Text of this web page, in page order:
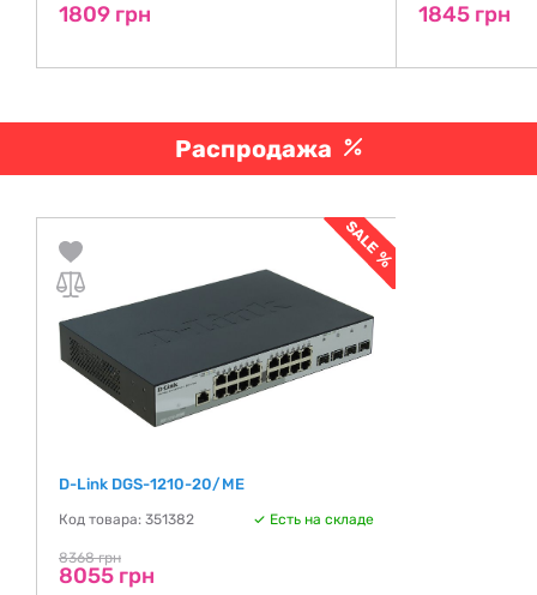
1809 грн 1845 грн
Распродажа
D-Link DGS-1210-20/ME
Код товара: 351382 Есть на складе
8368 грн
8055 грн